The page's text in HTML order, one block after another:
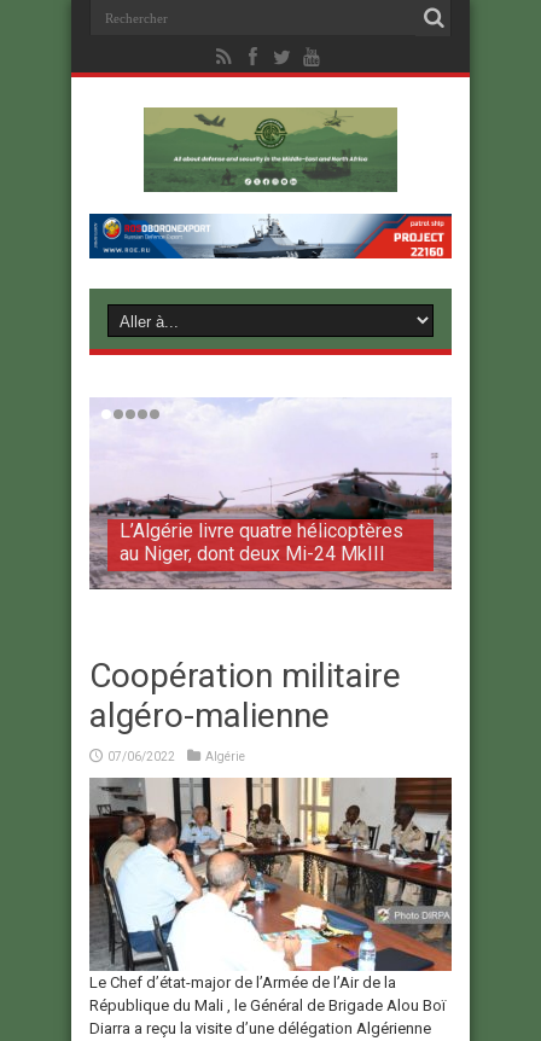
L’Algérie livre quatre hélicoptères
au Niger, dont deux Mi-24 MkIII
Coopération militaire
algéro-malienne
07/06/2022 Algérie
Le Chef d’état-major de l’Armée de l’Air de la
République du Mali , le Général de Brigade Alou Boï
Diarra a reçu la visite d’une délégation Algérienne